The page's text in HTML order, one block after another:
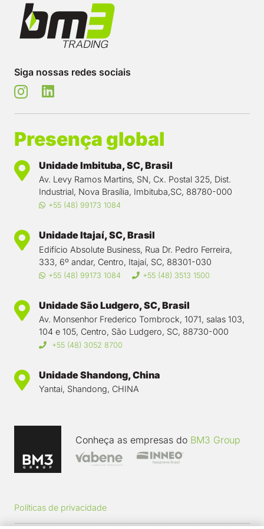
Siga nossas redes sociais
Presença global
Unidade Imbituba, SC, Brasil
Av. Levy Ramos Martins, SN, Cx. Postal 325, Dist.
Industrial, Nova Brasília, Imbituba,SC, 88780-000
+55 (48) 99173 1084
Unidade Itajaí, SC, Brasil
Edifício Absolute Business, Rua Dr. Pedro Ferreira,
333, 6º andar, Centro, Itajaí, SC, 88301-030
+55 (48) 99173 1084 +55 (48) 3513 1500
Unidade São Ludgero, SC, Brasil
Av. Monsenhor Frederico Tombrock, 1071, salas 103,
104 e 105, Centro, São Ludgero, SC, 88730-000
+55 (48) 3052 8700
Unidade Shandong, China
Yantai, Shandong, CHINA
Conheça as empresas do BM3 Group
Políticas de privacidade